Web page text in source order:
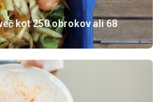
kot 250 obrokov ali 68